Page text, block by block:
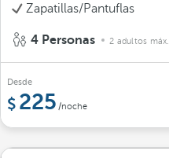
Zapatillas/Pantuflas
4 Personas 2 adultos máx.
Desde
225 /noche